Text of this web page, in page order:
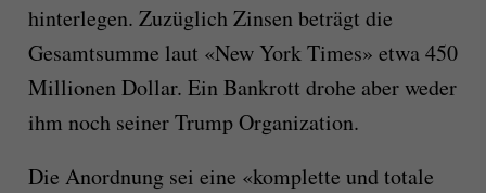
hinterlegen. Zuzüglich Zinsen beträgt die
Gesamtsumme laut «New York Times» etwa 450
Millionen Dollar. Ein Bankrott drohe aber weder
ihm noch seiner Trump Organization.
Die Anordnung sei eine «komplette und totale